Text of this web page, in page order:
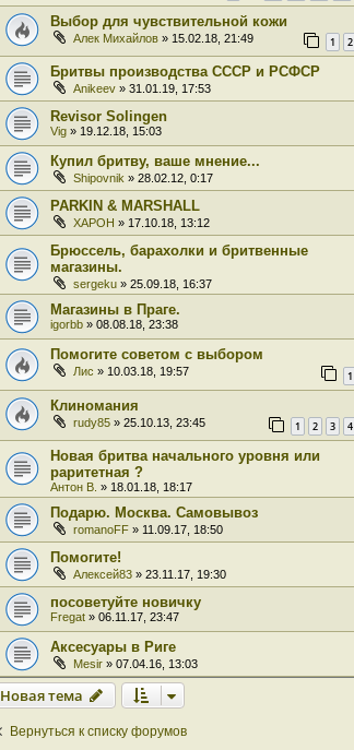
Выбор для чувствительной кожи
Алек Михайлов » 15.02.18, 21:49 1 2
Бритвы производства СССР и РСФСР
Anikeev » 31.01.19, 17:53
Revisor Solingen
Vig » 19.12.18, 15:03
Купил бритву, ваше мнение...
Shipovnik » 28.02.12, 0:17
PARKIN & MARSHALL
XAPOH » 17.10.18, 13:12
Брюссель, барахолки и бритвенные
магазины.
sergeku » 25.09.18, 16:37
Магазины в Праге.
igorbb » 08.08.18, 23:38
Помогите советом с выбором
Лис » 10.03.18, 19:57 1
Клиномания
rudy85 » 25.10.13, 23:45 1 2 3 4
Новая бритва начального уровня или
раритетная ?
Антон В. » 18.01.18, 18:17
Подарю. Москва. Самовывоз
romanoFF » 11.09.17, 18:50
Помогите!
Алексей83 » 23.11.17, 19:30
посоветуйте новичку
Fregat » 06.11.17, 23:47
Аксесуары в Риге
Mesir » 07.04.16, 13:03
Новая тема
Вернуться к списку форумов